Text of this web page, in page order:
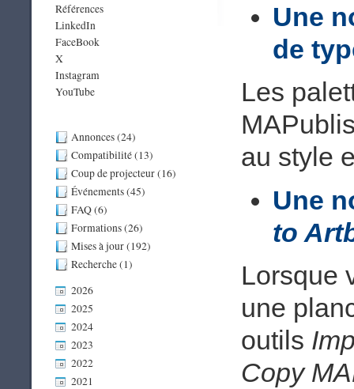
Références
LinkedIn
FaceBook
X
Instagram
YouTube
Annonces (24)
Compatibilité (13)
Coup de projecteur (16)
Événements (45)
FAQ (6)
Formations (26)
Mises à jour (192)
Recherche (1)
2026
2025
2024
2023
2022
2021
Une
de
Les
au style
Une
to
Lorsque
une
outils
Copy